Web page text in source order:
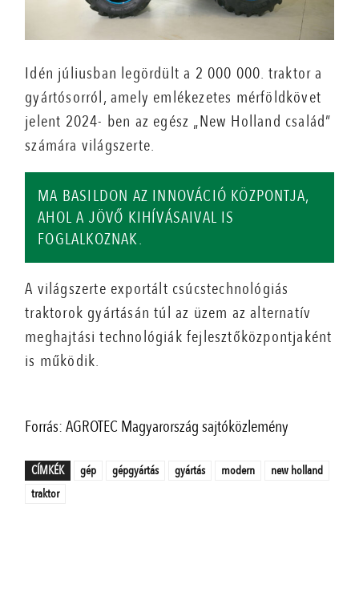
Idén júliusban legördült a 2 000 000. traktor a
gyártósorról, amely emlékezetes mérföldkövet
jelent 2024- ben az egész „New Holland család”
számára világszerte.
MA BASILDON AZ INNOVÁCIÓ KÖZPONTJA,
AHOL A JÖVŐ KIHÍVÁSAIVAL IS
FOGLALKOZNAK.
A világszerte exportált csúcstechnológiás
traktorok gyártásán túl az üzem az alternatív
meghajtási technológiák fejlesztőközpontjaként
is működik.
Forrás: AGROTEC Magyarország sajtóközlemény
CÍMKÉK gép gépgyártás gyártás modern
new holland
traktor